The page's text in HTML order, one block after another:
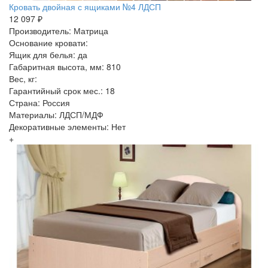
Кровать двойная с ящиками №4 ЛДСП
12 097 ₽
Производитель: Матрица
Основание кровати:
Ящик для белья: да
Габаритная высота, мм: 810
Вес, кг:
Гарантийный срок мес.: 18
Страна: Россия
Материалы: ЛДСП/МДФ
Декоративные элементы: Нет
+